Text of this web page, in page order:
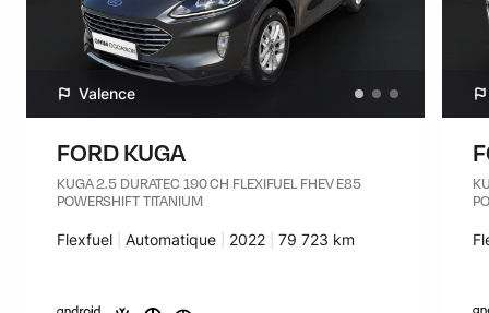
Valence
FORD KUGA
KUGA 2.5 DURATEC 190 CH FLEXIFUEL FHEV E85
POWERSHIFT TITANIUM
Carburant :
Flexfuel Transmission :
Automatique Années :
2022 Kilomètres :
79 723 km